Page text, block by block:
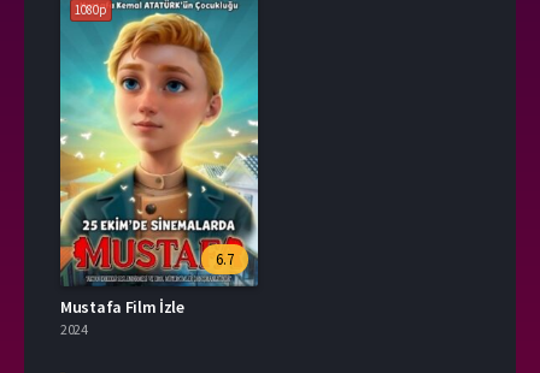
1080p
6.7
Mustafa Film İzle
2024